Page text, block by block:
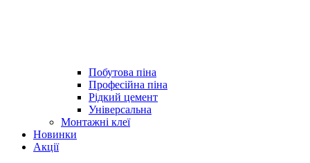
Побутова піна
Професійна піна
Рідкий цемент
Універсальна
Монтажні клеї
Новинки
Акції